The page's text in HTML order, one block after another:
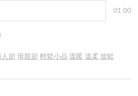
01:00
人節 母親節 輕鬆小品 溫暖 溫柔 放鬆